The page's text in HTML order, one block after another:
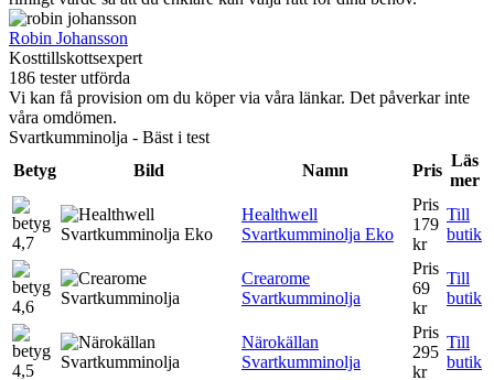
Robin Johansson
Kosttillskottsexpert
186 tester utförda
Vi kan få provision om du köper via våra länkar. Det påverkar inte
våra omdömen.
Svartkumminolja - Bäst i test
Betyg
Bild Namn Pris
Läs
mer
4,7
Healthwell
Svartkumminolja Eko
Pris
179
kr
Till
butik
4,6
Crearome
Svartkumminolja
Pris
69
kr
Till
butik
4,5
Närokällan
Svartkumminolja
Pris
295
kr
Till
butik